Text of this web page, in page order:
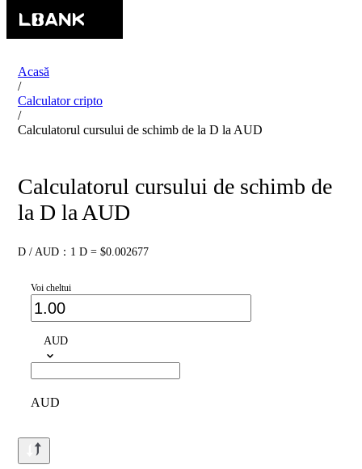
Acasă
/
Calculator cripto
/
Calculatorul cursului de schimb de la D la AUD
Calculatorul cursului de schimb de
la D la AUD
D / AUD：1 D = $0.002677
Voi cheltui
AUD
AUD